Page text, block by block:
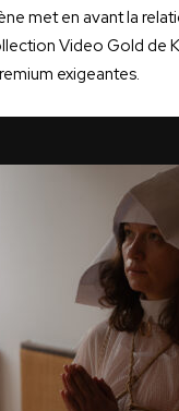
met en avant la
Video Gold de
exigeantes.